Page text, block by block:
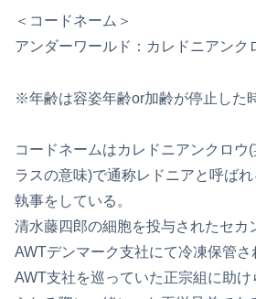
＜コードネーム＞
アンダーワールド：カレドニアンク
※年齢は容姿年齢or加齢が停止した
コードネームはカレドニアンクロウ
ラスの意味)で通称レドニアと呼ば
執事をしている。
清水藤四郎の細胞を投与されたセカ
AWTデンマーク支社にて冷凍保管
AWT支社を巡っていた正宗組に助